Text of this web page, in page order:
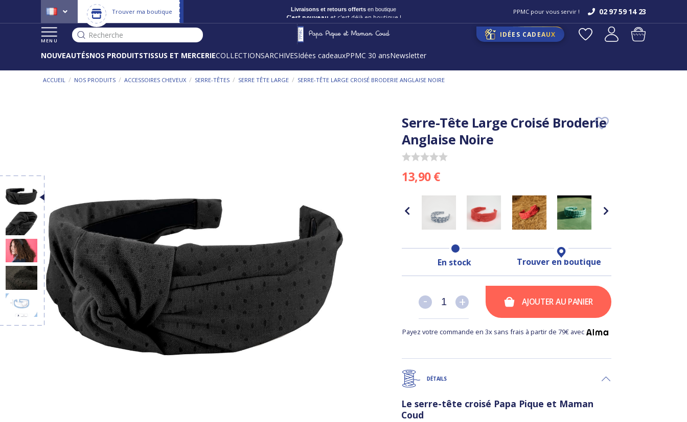
Trouver ma boutique C'est nouveau et c'est déjà en boutique ! PPMC pour vous servir ! 02 97 59 14 23
MENU
Recherche IDÉES CADEAUX
NOUVEAUTÉSNOS PRODUITSTISSUS ET MERCERIECOLLECTIONSARCHIVESIdées cadeauxPPMC 30 ansNewsletter
ACCUEIL / NOS PRODUITS / ACCESSOIRES CHEVEUX / SERRE-TÊTES / SERRE TÊTE LARGE / SERRE-TÊTE LARGE CROISÉ BRODERIE ANGLAISE NOIRE
Serre-Tête Large Croisé Broderie
Anglaise Noire
13,90 €
En stock Trouver en boutique
+
- +
- AJOUTER AU PANIER
Payez votre commande en 3x sans frais à partir de 79€ avec
DÉTAILS
Le serre-tête croisé Papa Pique et Maman
Coud